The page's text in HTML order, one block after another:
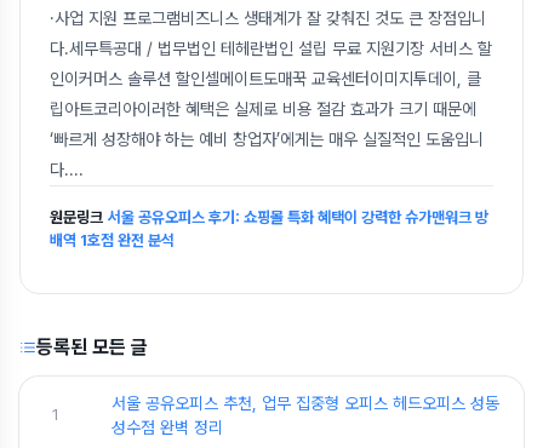
·사업 지원 프로그램비즈니스 생태계가 잘 갖춰진 것도 큰 장점입니
다.세무특공대 / 법무법인 테헤란법인 설립 무료 지원기장 서비스 할
인이커머스 솔루션 할인셀메이트도매꾹 교육센터이미지투데이, 클
립아트코리아이러한 혜택은 실제로 비용 절감 효과가 크기 때문에
‘빠르게 성장해야 하는 예비 창업자’에게는 매우 실질적인 도움입니
다....
원문링크 서울 공유오피스 후기: 쇼핑몰 특화 혜택이 강력한 슈가맨워크 방
배역 1호점 완전 분석
등록된 모든 글
1
서울 공유오피스 추천, 업무 집중형 오피스 헤드오피스 성동
성수점 완벽 정리